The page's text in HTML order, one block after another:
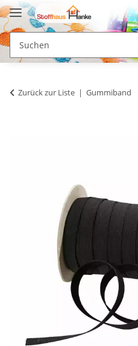
Zurück zur Liste Gummiband